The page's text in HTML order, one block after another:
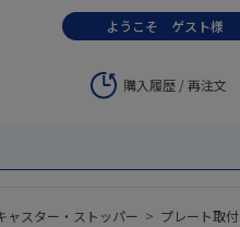
ようこそ ゲスト様
購入履歴 / 再注文
ャスター・ストッパー > プレート取付